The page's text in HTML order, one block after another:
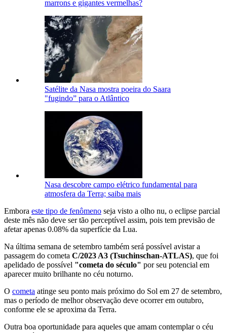
marrons e gigantes vermelhas?
Satélite da Nasa mostra poeira do Saara
"fugindo” para o Atlântico
Nasa descobre campo elétrico fundamental para
atmosfera da Terra; saiba mais
Embora este tipo de fenômeno seja visto a olho nu, o eclipse parcial
deste mês não deve ser tão perceptível assim, pois tem previsão de
afetar apenas 0.08% da superfície da Lua.
Na última semana de setembro também será possível avistar a
passagem do cometa C/2023 A3 (Tsuchinschan-ATLAS), que foi
apelidado de possível "cometa do século" por seu potencial em
aparecer muito brilhante no céu noturno.
O cometa atinge seu ponto mais próximo do Sol em 27 de setembro,
mas o período de melhor observação deve ocorrer em outubro,
conforme ele se aproxima da Terra.
Outra boa oportunidade para aqueles que amam contemplar o céu